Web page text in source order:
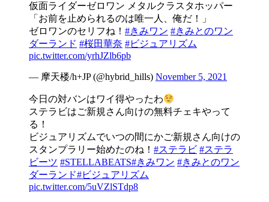
仮面ライダーゼロワン メタルクラスタホッパー
「お前を止められるのは唯一人、俺だ！」
ゼロワンのセリフね！ #きみワン #きみとのワン
ダーランド #桜田華奈 #ビジュアリズム
pic.twitter.com/yrhJZlb6pb
— 摩天楼/h+JP (@hybrid_hills) November 5, 2021
今日の対バンはワイ得やったわ
ステラビはご新規さん向けの無料チェキやって
る！
ビジュアリズムでいつの間にかご新規さん向けの
スタンプラリー始めたのね！ #ステラビ #ステラ
ビーツ #STELLABEATS#きみワン #きみとのワン
ダーランド#ビジュアリズム
pic.twitter.com/5uVZlSTdp8